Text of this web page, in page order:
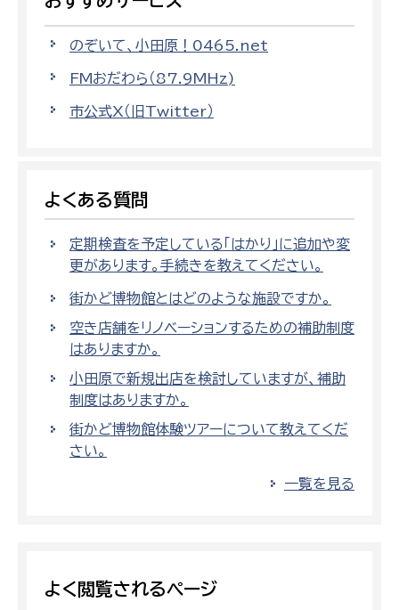
のぞいて、小田原！0465.net
FMおだわら（87.9MHz)
市公式X（旧Twitter）
よくある質問
定期検査を予定している「はかり」に追加や変
更があります。手続きを教えてください。
街かど博物館とはどのような施設ですか。
空き店舗をリノベーションするための補助制度
はありますか。
小田原で新規出店を検討していますが、補助
制度はありますか。
街かど博物館体験ツアーについて教えてくだ
さい。
一覧を見る
よく閲覧されるページ